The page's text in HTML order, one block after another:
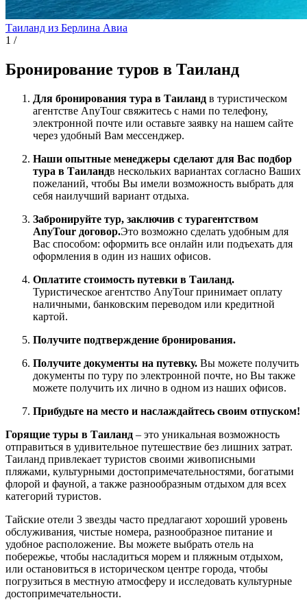
Таиланд из Берлина Авиа
1 /
Бронирование туров в Таиланд
Для бронирования тура в Таиланд в туристическом
агентстве AnyTour свяжитесь с нами по телефону,
электронной почте или оставьте заявку на нашем сайте
через удобный Вам мессенджер.
Наши опытные менеджеры сделают для Вас подбор
тура в Таиландв нескольких вариантах согласно Ваших
пожеланий, чтобы Вы имели возможность выбрать для
себя наилучший вариант отдыха.
Забронируйте тур, заключив с турагентством
AnyTour договор.Это возможно сделать удобным для
Вас способом: оформить все онлайн или подъехать для
оформления в один из наших офисов.
Оплатите стоимость путевки в Таиланд.
Туристическое агентство AnyTour принимает оплату
наличными, банковским переводом или кредитной
картой.
Получите подтверждение бронирования.
Получите документы на путевку. Вы можете получить
документы по туру по электронной почте, но Вы также
можете получить их лично в одном из наших офисов.
Прибудьте на место и наслаждайтесь своим отпуском!
Горящие туры в Таиланд – это уникальная возможность
отправиться в удивительное путешествие без лишних затрат.
Таиланд привлекает туристов своими живописными
пляжами, культурными достопримечательностями, богатыми
флорой и фауной, а также разнообразным отдыхом для всех
категорий туристов.
Тайские отели 3 звезды часто предлагают хороший уровень
обслуживания, чистые номера, разнообразное питание и
удобное расположение. Вы можете выбрать отель на
побережье, чтобы насладиться морем и пляжным отдыхом,
или остановиться в историческом центре города, чтобы
погрузиться в местную атмосферу и исследовать культурные
достопримечательности.